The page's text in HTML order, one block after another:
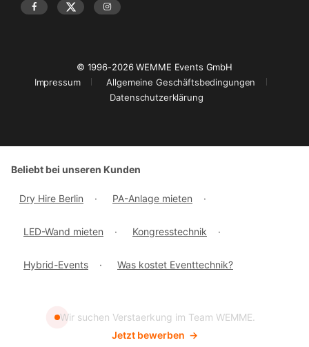
© 1996-2026 WEMME Events GmbH
Impressum
Allgemeine Geschäftsbedingungen
Datenschutzerklärung
Beliebt bei unseren Kunden
Dry Hire Berlin · PA-Anlage mieten ·
LED-Wand mieten · Kongresstechnik ·
Hybrid-Events · Was kostet Eventtechnik?
Wir suchen Verstaerkung im Team WEMME.
Jetzt bewerben →